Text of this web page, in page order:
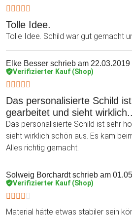
Tolle Idee.
Tolle Idee. Schild war gut gemacht
Elke Besser schrieb am 22.03.2019
Verifizierter Kauf (Shop)
Das personalisierte Schild
gearbeitet und sieht
Das personalisierte Schild ist sehr
sieht wirklich schön aus. Es kam
Alles richtig gemacht.
Solweig Borchardtschrieb am
Verifizierter Kauf (Shop)
Material hätte etwas stabiler sein